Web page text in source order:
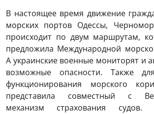
В настоящее время движение
морских портов Одессы,
происходит по двум маршрутам,
предложила Международной
А украинские военные мониторят и
возможные опасности. Также
функционирования морского
представила совместный с
механизм страхования